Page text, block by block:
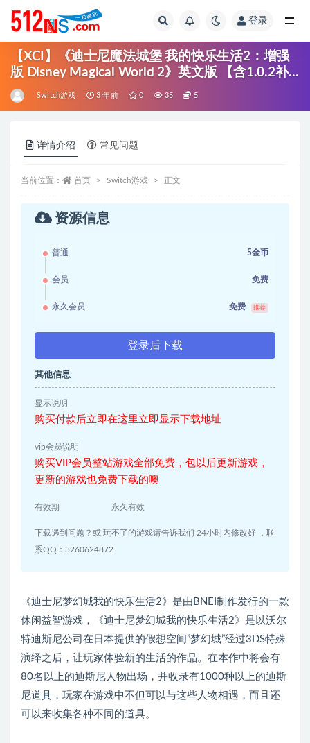
登录
【XCI】《迪士尼魔法城堡 我的快乐生活2：增强
版 Disney Magical World 2》英文版 【含1.0.2补
丁】
Switch游戏 3 年前 0 35 5
详情介绍 常见问题
当前位置： 首页 Switch游戏 正文
资源信息
普通 5金币
会员 免费
永久会员 免费 推荐
登录后下载
其他信息
显示说明
购买付款后立即在这里立即显示下载地址
vip会员说明
购买VIP会员整站游戏全部免费，包以后更新游戏，
更新的游戏也免费下载的噢
有效期 永久有效
下载遇到问题？或 玩不了的游戏请告诉我们 24小时内修改好 ，联
系QQ：3260624872
《迪士尼梦幻城我的快乐生活2》是由BNEI制作发行的一款
休闲益智游戏，《迪士尼梦幻城我的快乐生活2》是以沃尔
特迪斯尼公司在日本提供的假想空间”梦幻城”经过3DS特殊
演绎之后，让玩家体验新的生活的作品。在本作中将会有
80名以上的迪斯尼人物出场，并收录有1000种以上的迪斯
尼道具，玩家在游戏中不但可以与这些人物相遇，而且还
可以来收集各种不同的道具。